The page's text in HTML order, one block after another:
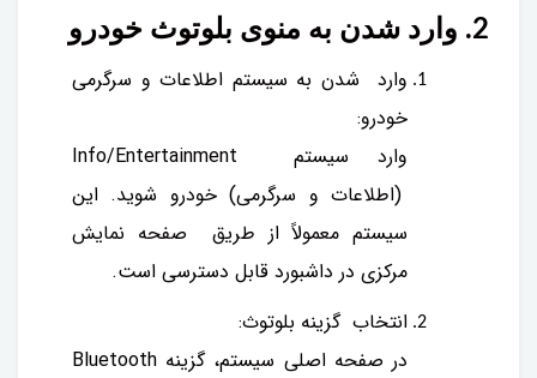
2. وارد شدن به منوی بلوتوث خودرو
وارد شدن به سیستم اطلاعات و سرگرمی
خودرو:
وارد سیستم Info/Entertainment
(اطلاعات و سرگرمی) خودرو شوید. این
سیستم معمولاً از طریق صفحه نمایش
مرکزی در داشبورد قابل دسترسی است.
انتخاب گزینه بلوتوث:
در صفحه اصلی سیستم، گزینه Bluetooth